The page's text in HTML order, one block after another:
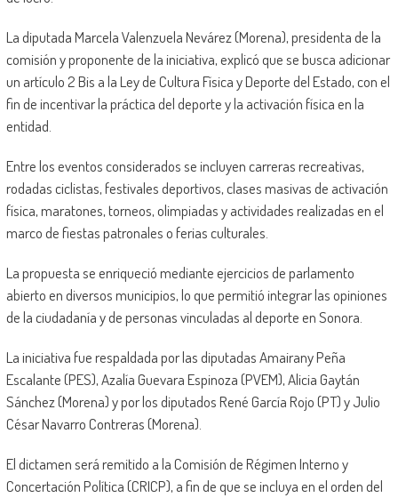
La diputada Marcela Valenzuela Nevárez (Morena), presidenta de la
comisión y proponente de la iniciativa, explicó que se busca adicionar
un artículo 2 Bis a la Ley de Cultura Física y Deporte del Estado, con el
fin de incentivar la práctica del deporte y la activación física en la
entidad.
Entre los eventos considerados se incluyen carreras recreativas,
rodadas ciclistas, festivales deportivos, clases masivas de activación
física, maratones, torneos, olimpiadas y actividades realizadas en el
marco de fiestas patronales o ferias culturales.
La propuesta se enriqueció mediante ejercicios de parlamento
abierto en diversos municipios, lo que permitió integrar las opiniones
de la ciudadanía y de personas vinculadas al deporte en Sonora.
La iniciativa fue respaldada por las diputadas Amairany Peña
Escalante (PES), Azalía Guevara Espinoza (PVEM), Alicia Gaytán
Sánchez (Morena) y por los diputados René García Rojo (PT) y Julio
César Navarro Contreras (Morena).
El dictamen será remitido a la Comisión de Régimen Interno y
Concertación Política (CRICP), a fin de que se incluya en el orden del